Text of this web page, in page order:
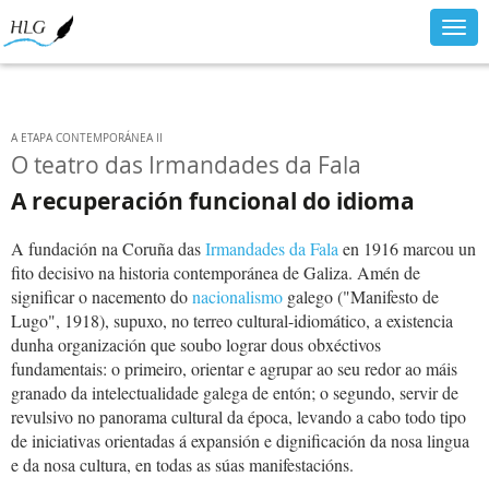
A ETAPA CONTEMPORÁNEA II
O teatro das Irmandades da Fala
A recuperación funcional do idioma
A fundación na Coruña dasIrmandades da Fala en 1916 marcou un
fito decisivo na historia contemporánea de Galiza. Amén de
significar o nacemento donacionalismo galego ("Manifesto de
Lugo", 1918), supuxo, no terreo cultural-idiomático, a existencia
dunha organización que soubo lograr dous obxéctivos
fundamentais: o primeiro, orientar e agrupar ao seu redor ao máis
granado da intelectualidade galega de entón; o segundo, servir de
revulsivo no panorama cultural da época, levando a cabo todo tipo
de iniciativas orientadas á expansión e dignificación da nosa lingua
e da nosa cultura, en todas as súas manifestacións.